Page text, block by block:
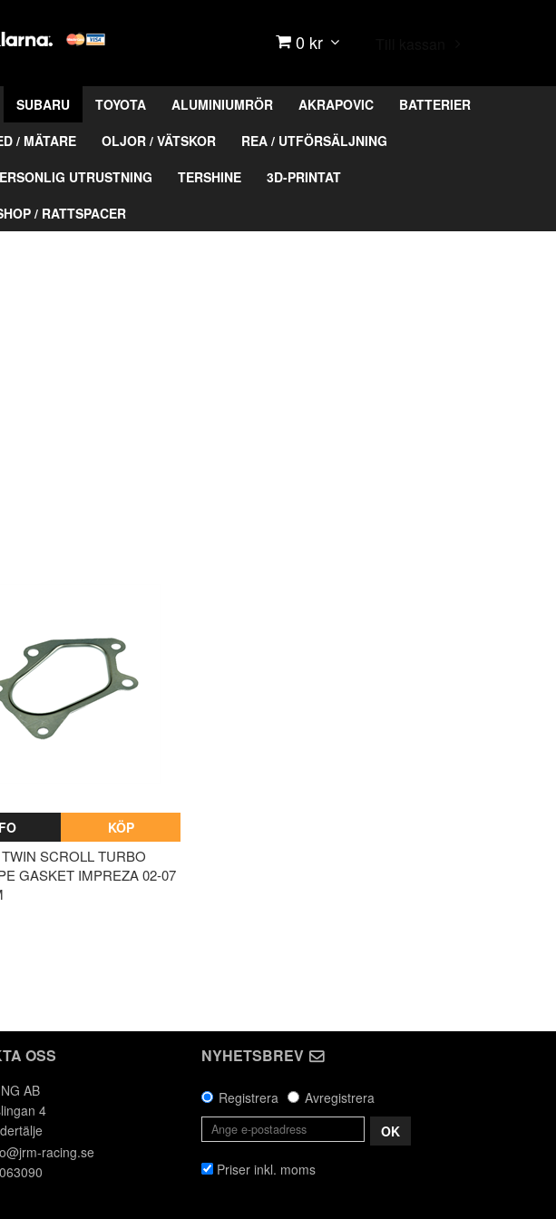
0 kr
SUBARU TOYOTA ALUMINIUMRÖR AKRAPOVIC
BATTERIER
/ MÄTARE OLJOR / VÄTSKOR
REA / UTFÖRSÄLJNING
UTRUSTNING TERSHINE
3D-PRINTAT
/ RATTSPACER
KÖP
SCROLL TURBO
GASKET IMPREZA 02-07
OSS
AB
4
racing.se
NYHETSBREV
Registrera
Avregistrera
OK
Priser inkl. moms